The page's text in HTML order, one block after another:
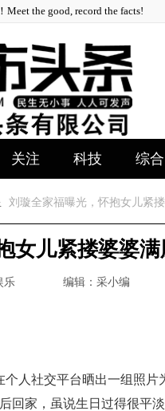
the good, record the facts!
关注 科技 综合
刘璇全家福曝光，怀抱女儿紧
女儿紧搂婆婆
乐 编辑：采小编
社交平台晒出一组照片
回家，虽说生日过得很平